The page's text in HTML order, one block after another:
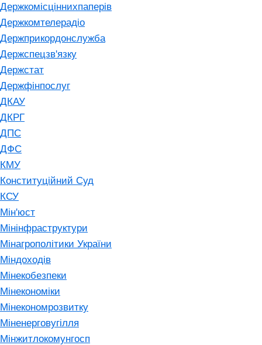
Держкомісціннихпаперів
Держкомтелерадіо
Держприкордонслужба
Держспецзв'язку
Держстат
Держфінпослуг
ДКАУ
ДКРГ
ДПС
ДФС
КМУ
Конституційний Суд
КСУ
Мін'юст
Мінінфраструктури
Мінагрополітики України
Міндоходів
Мінекобезпеки
Мінекономіки
Мінекономрозвитку
Міненерговугілля
Мінжитлокомунгосп